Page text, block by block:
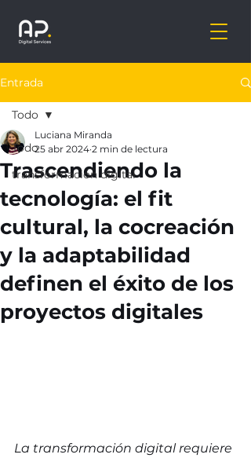
Entrada
Todo
transformación digital
Todo
Trascendiendo la
tecnología: el fit
cultural, la cocreación
y la adaptabilidad
definen el éxito de los
proyectos digitales
Luciana Miranda
25 abr 2024 2 min de lectura
La transformación digital requiere